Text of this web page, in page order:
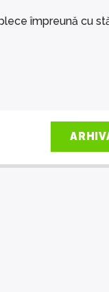
împreună cu